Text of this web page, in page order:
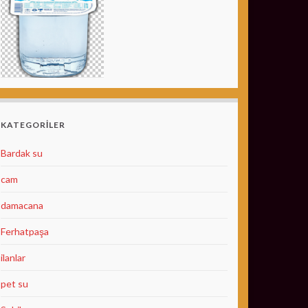
KATEGORILER
Bardak su
cam
damacana
Ferhatpaşa
ilanlar
pet su